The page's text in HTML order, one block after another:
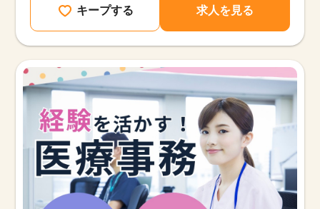
キープする 求人を見る
該当件数
17,027 件
他の条件を選択